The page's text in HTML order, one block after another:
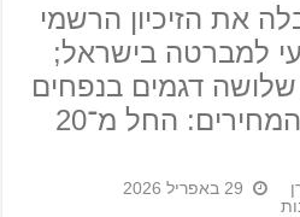
את הזיכיון הרשמי
למברטה בישראל;
שלושה דגמים בנפחים
125 ו־300 סמ"ק; המחירים: החל מ־20
29 באפריל 2026